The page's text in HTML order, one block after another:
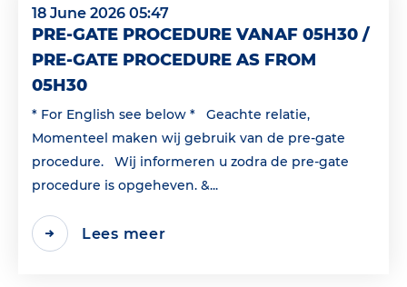
18 June 2026 05:47
PRE-GATE PROCEDURE VANAF 05H30 /
PRE-GATE PROCEDURE AS FROM
05H30
* For English see below * Geachte relatie,
Momenteel maken wij gebruik van de pre-gate
procedure. Wij informeren u zodra de pre-gate
procedure is opgeheven. &...
Lees meer